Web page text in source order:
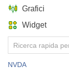
Grafici
Widget
NVDA